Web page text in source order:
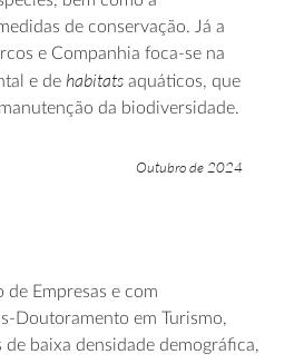
de conservação. Já a
e Companhia foca-se na
e de habitats aquáticos, que
da biodiversidade.
Outubro de 2024
de Empresas e com
Doutoramento em Turismo,
de baixa densidade demográfica,